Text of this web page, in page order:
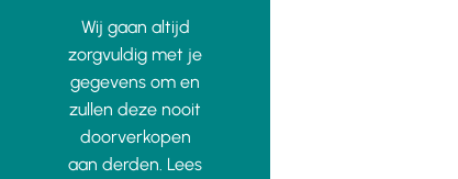
Wij gaan altijd
zorgvuldig met je
gegevens om en
zullen deze nooit
doorverkopen
aan derden. Lees